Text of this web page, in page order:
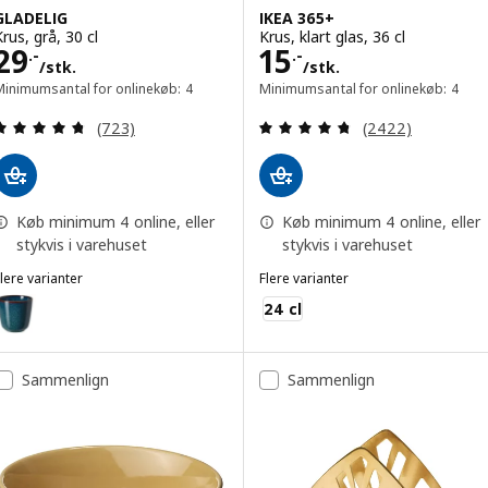
grå, 30 cl
.-
/stk.
29.-/stk.
for onlinekøb: 4
Anmeld: 4.7 ud af 5 Stjerner. Anmeldelser i alt:
(723)
Køb minimum 4 online, eller
stykvis i varehuset
varianter
GLADELIG, Krus, blå, 30 cl
IKEA 365+
Krus, klart glas, 36 cl
15.-
/stk.
Pris 15.-/stk.
Minimumsantal for onlinekøb: 4
Anmeld: 4.7 ud
(2422)
Køb minimum 4 online, eller
stykvis i varehuset
Flere varianter
IKEA 365+
24 cl
Sammenlign Sammenlign